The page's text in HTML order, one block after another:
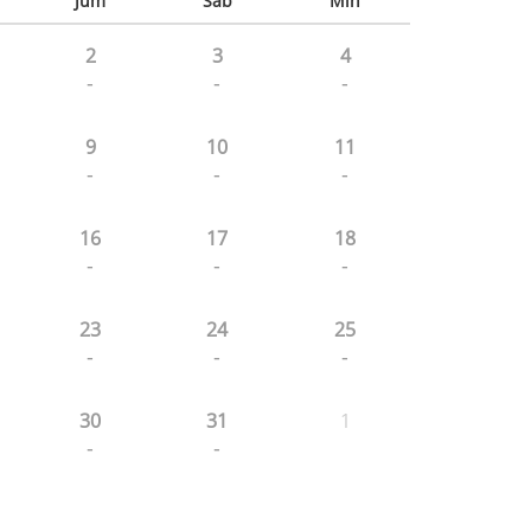
2
-
3
-
4
-
9
-
10
-
11
-
16
-
17
-
18
-
23
-
24
-
25
-
30
-
31
-
1